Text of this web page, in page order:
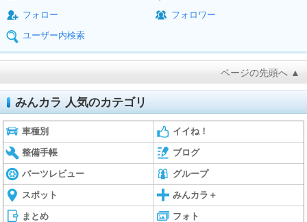
フォロー
フォロワー
ユーザー内検索
ページの先頭へ ▲
みんカラ 人気のカテゴリ
車種別 イイね！
整備手帳 ブログ
パーツレビュー グループ
スポット みんカラ＋
まとめ フォト